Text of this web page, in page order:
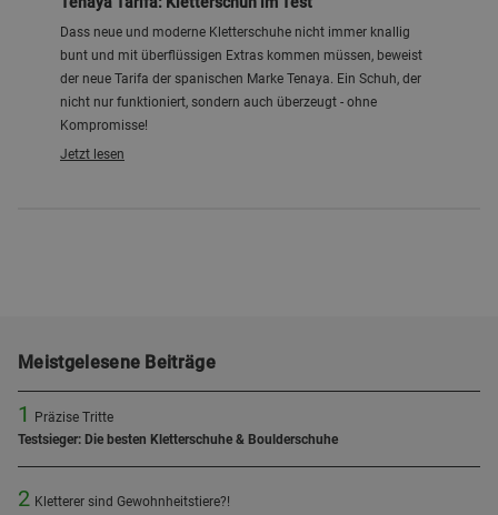
Dass neue und moderne Kletterschuhe nicht immer knallig
bunt und mit überflüssigen Extras kommen müssen, beweist
der neue Tarifa der spanischen Marke Tenaya. Ein Schuh, der
nicht nur funktioniert, sondern auch überzeugt - ohne
Kompromisse!
Jetzt lesen
Meistgelesene Beiträge
1
Präzise Tritte
Testsieger: Die besten Kletterschuhe & Boulderschuhe
2 Kletterer sind Gewohnheitstiere?!